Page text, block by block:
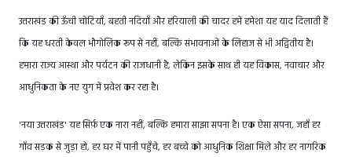
उत्तराखंड की ऊँची चोटियाँ, बहती नदियाँ और हरियाली की चादर हमें हमेशा यह याद दिलाती हैं
कि यह धरती केवल भौगोलिक रूप से नहीं, बल्कि संभावनाओं के लिहाज से भी अद्वितीय है।
हमारा राज्य आस्था और पर्यटन की राजधानी है, लेकिन इसके साथ ही यह विकास, नवाचार और
आधुनिकता के नए युग में प्रवेश कर रहा है।
'नया उत्तराखंड' यह सिर्फ़ एक नारा नहीं, बल्कि हमारा साझा सपना है। एक ऐसा सपना, जहाँ हर
गाँव सड़क से जुड़ा हो, हर घर में पानी पहुँचे, हर बच्चे को आधुनिक शिक्षा मिले और हर नागरिक